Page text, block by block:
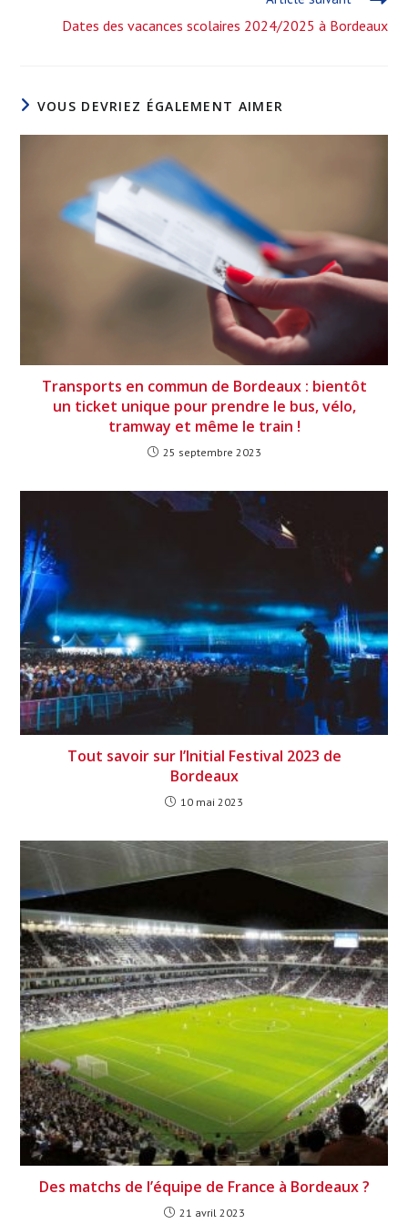
Dates des vacances scolaires 2024/2025 à Bordeaux
VOUS DEVRIEZ ÉGALEMENT AIMER
Transports en commun de Bordeaux : bientôt
un ticket unique pour prendre le bus, vélo,
tramway et même le train !
25 septembre 2023
Tout savoir sur l’Initial Festival 2023 de
Bordeaux
10 mai 2023
Des matchs de l’équipe de France à Bordeaux ?
21 avril 2023